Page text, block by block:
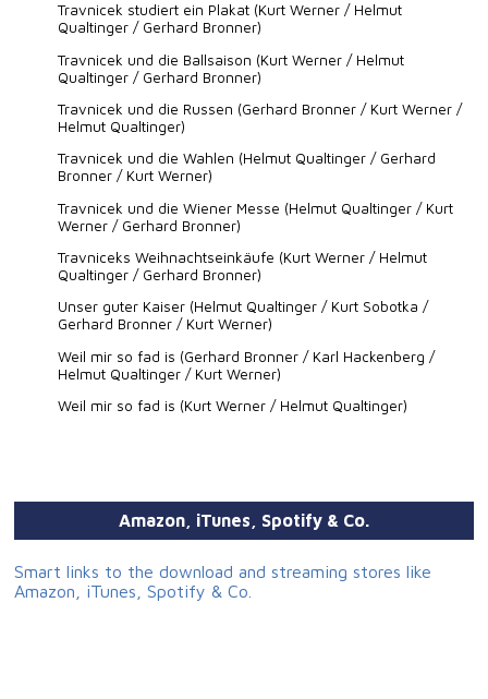
Travnicek studiert ein Plakat (Kurt Werner / Helmut
Qualtinger / Gerhard Bronner)
Travnicek und die Ballsaison (Kurt Werner / Helmut
Qualtinger / Gerhard Bronner)
Travnicek und die Russen (Gerhard Bronner / Kurt Werner /
Helmut Qualtinger)
Travnicek und die Wahlen (Helmut Qualtinger / Gerhard
Bronner / Kurt Werner)
Travnicek und die Wiener Messe (Helmut Qualtinger / Kurt
Werner / Gerhard Bronner)
Travniceks Weihnachtseinkäufe (Kurt Werner / Helmut
Qualtinger / Gerhard Bronner)
Unser guter Kaiser (Helmut Qualtinger / Kurt Sobotka /
Gerhard Bronner / Kurt Werner)
Weil mir so fad is (Gerhard Bronner / Karl Hackenberg /
Helmut Qualtinger / Kurt Werner)
Weil mir so fad is (Kurt Werner / Helmut Qualtinger)
Amazon, iTunes, Spotify & Co.
Smart links to the download and streaming stores like
Amazon, iTunes, Spotify & Co.